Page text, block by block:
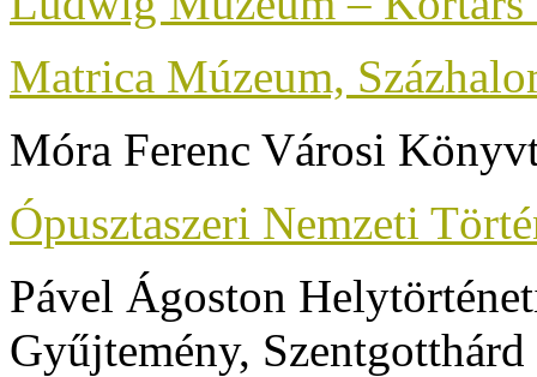
Matrica Múzeum,
Móra Ferenc Városi
Ópusztaszeri Nemzeti
Pável Ágoston
Gyűjtemény, Szentgotthárd